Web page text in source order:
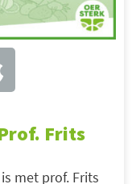
Frits
met prof. Frits